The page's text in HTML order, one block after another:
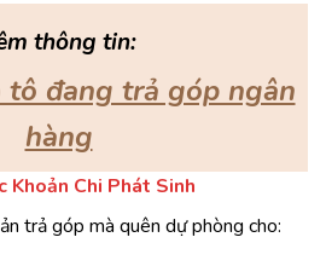
thông tin:
tô đang trả góp ngân
hàng
Khoản Chi Phát Sinh
trả góp mà quên dự phòng cho: